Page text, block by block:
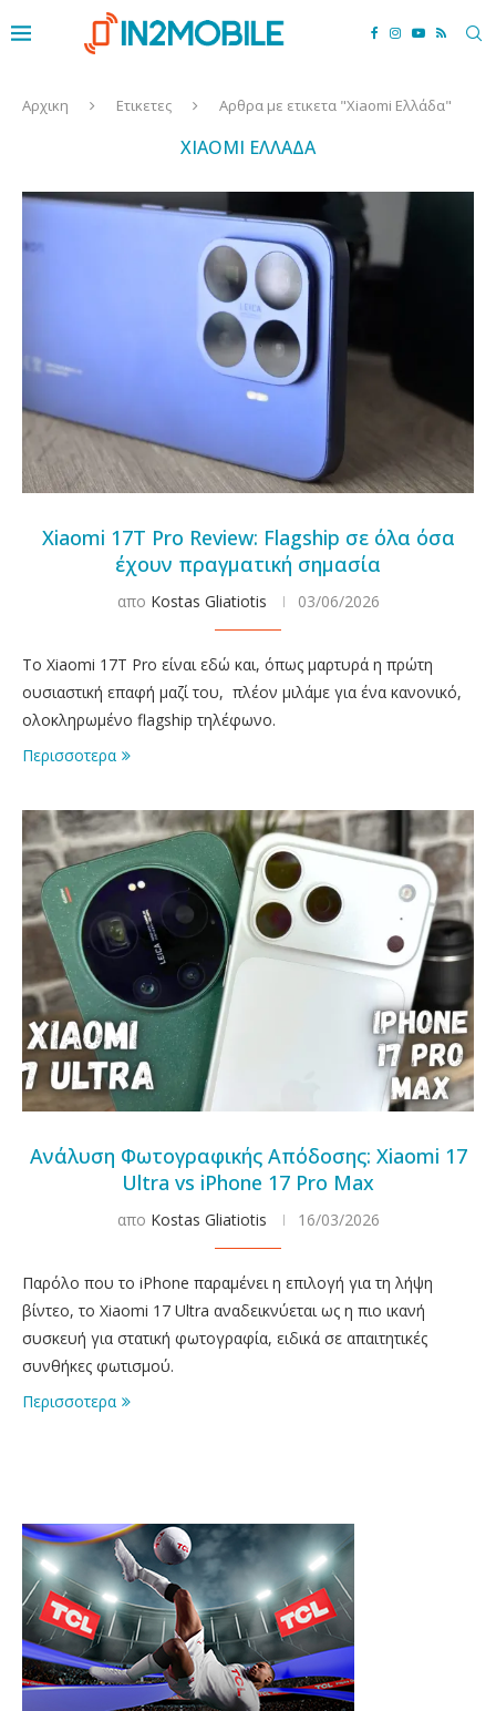
Αρχικη Ετικετες Αρθρα με ετικετα "Xiaomi Ελλάδα"
XIAOMI ΕΛΛΆΔΑ
Xiaomi 17T Pro Review: Flagship σε όλα όσα
έχουν πραγματική σημασία
απο Kostas Gliatiotis 03/06/2026
Το Xiaomi 17T Pro είναι εδώ και, όπως μαρτυρά η πρώτη
ουσιαστική επαφή μαζί του, πλέον μιλάμε για ένα κανονικό,
ολοκληρωμένο flagship τηλέφωνο.
Περισσοτερα
Ανάλυση Φωτογραφικής Απόδοσης: Xiaomi 17
Ultra vs iPhone 17 Pro Max
απο Kostas Gliatiotis 16/03/2026
Παρόλο που το iPhone παραμένει η επιλογή για τη λήψη
βίντεο, το Xiaomi 17 Ultra αναδεικνύεται ως η πιο ικανή
συσκευή για στατική φωτογραφία, ειδικά σε απαιτητικές
συνθήκες φωτισμού.
Περισσοτερα